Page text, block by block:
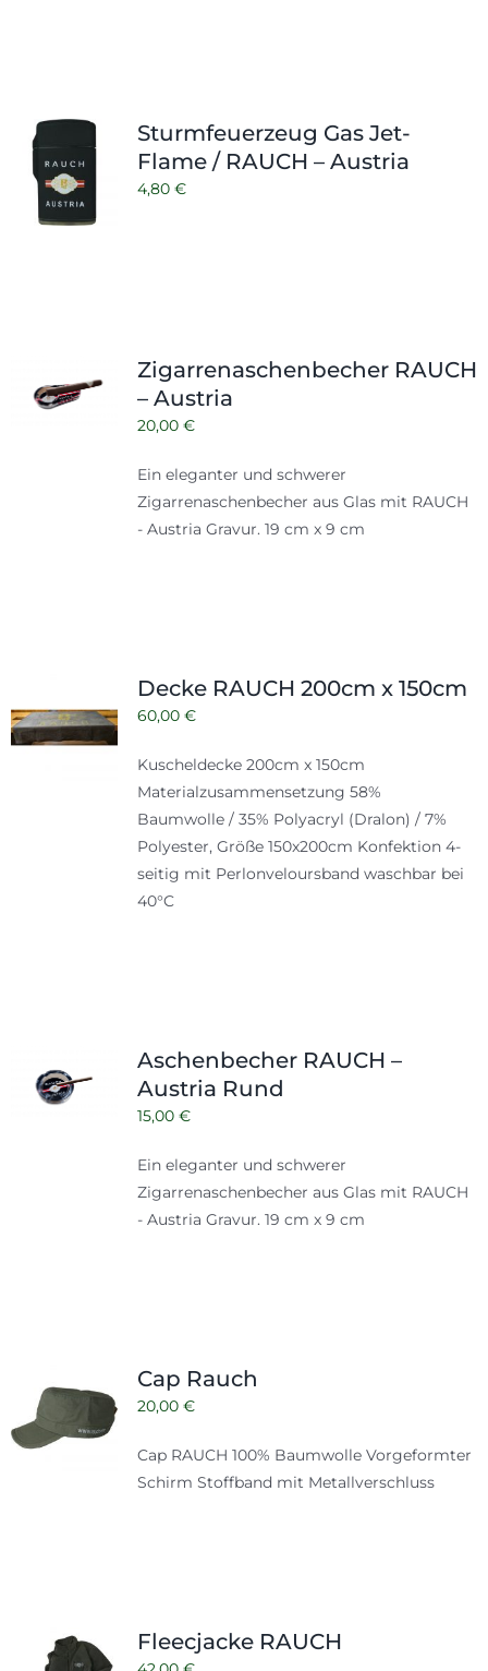
Sturmfeuerzeug Gas Jet-
Flame / RAUCH – Austria
4,80 €
Zigarrenaschenbecher RAUCH
– Austria
20,00 €
Ein eleganter und schwerer
Zigarrenaschenbecher aus Glas mit RAUCH
- Austria Gravur. 19 cm x 9 cm
Decke RAUCH 200cm x 150cm
60,00 €
Kuscheldecke 200cm x 150cm
Materialzusammensetzung 58%
Baumwolle / 35% Polyacryl (Dralon) / 7%
Polyester, Größe 150x200cm Konfektion 4-
seitig mit Perlonveloursband waschbar bei
40°C
Aschenbecher RAUCH –
Austria Rund
15,00 €
Ein eleganter und schwerer
Zigarrenaschenbecher aus Glas mit RAUCH
- Austria Gravur. 19 cm x 9 cm
Cap Rauch
20,00 €
Cap RAUCH 100% Baumwolle Vorgeformter
Schirm Stoffband mit Metallverschluss
Fleecjacke RAUCH